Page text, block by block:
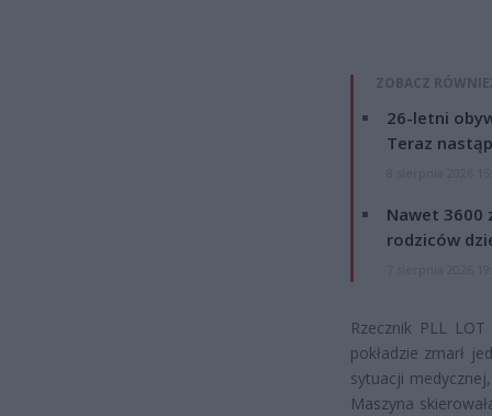
ZOBACZ
26-letni
Teraz
Nawet 3600
rodziców
Rzecznik PLL
pokładzie zmarł
sytuacji
Maszyna